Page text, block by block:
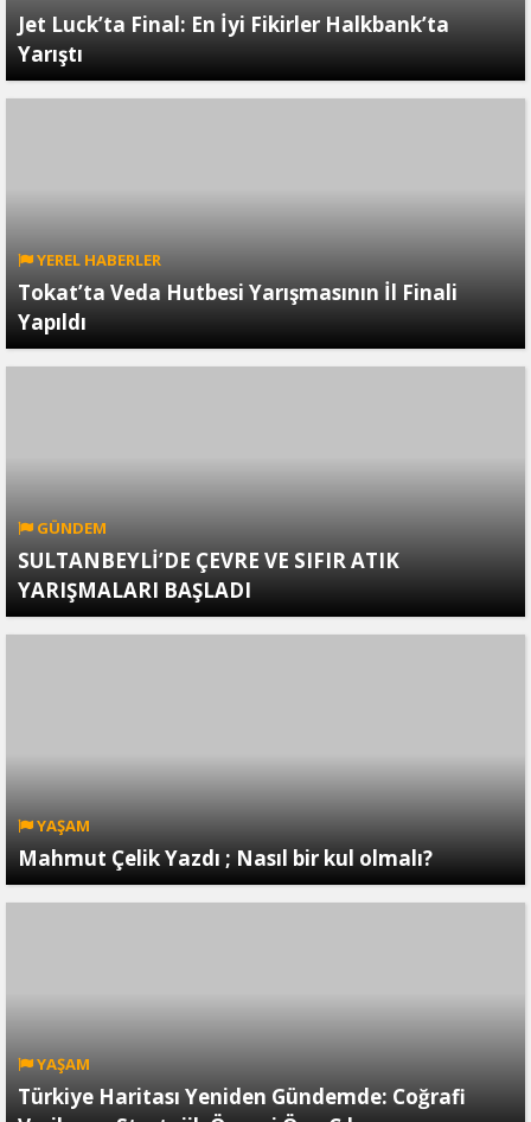
Jet Luck’ta Final: En İyi Fikirler Halkbank’ta
Yarıştı
YEREL HABERLER
Tokat’ta Veda Hutbesi Yarışmasının İl Finali
Yapıldı
GÜNDEM
SULTANBEYLİ’DE ÇEVRE VE SIFIR ATIK
YARIŞMALARI BAŞLADI
YAŞAM
Mahmut Çelik Yazdı ; Nasıl bir kul olmalı?
YAŞAM
Türkiye Haritası Yeniden Gündemde: Coğrafi